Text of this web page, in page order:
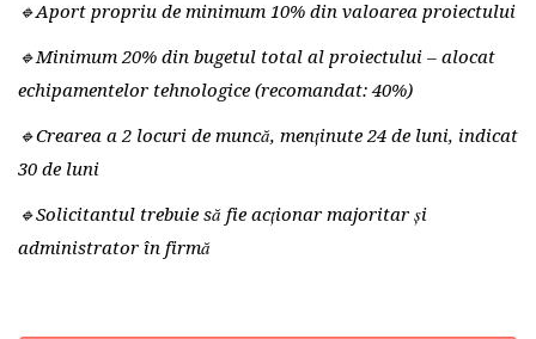
🔹Aport propriu de minimum 10% din valoarea proiectului
🔹Minimum 20% din bugetul total al proiectului – alocat
echipamentelor tehnologice (recomandat: 40%)
🔹Crearea a 2 locuri de muncă, menținute 24 de luni, indicat
30 de luni
🔹Solicitantul trebuie să fie acționar majoritar și
administrator în firmă